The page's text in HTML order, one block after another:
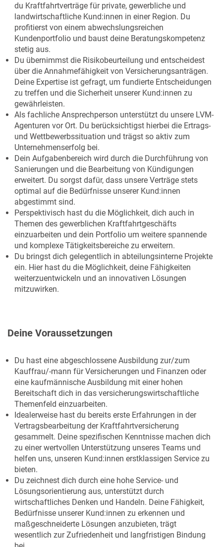
du Kraftfahrtverträge für private, gewerbliche und
landwirtschaftliche Kund:innen in einer Region. Du
profitierst von einem abwechslungsreichen
Kundenportfolio und baust deine Beratungskompetenz
stetig aus.
Du übernimmst die Risikobeurteilung und entscheidest
über die Annahmefähigkeit von Versicherungsanträgen.
Deine Expertise ist gefragt, um fundierte Entscheidungen
zu treffen und die Sicherheit unserer Kund:innen zu
gewährleisten.
Als fachliche Ansprechperson unterstützt du unsere LVM-
Agenturen vor Ort. Du berücksichtigst hierbei die Ertrags-
und Wettbewerbssituation und trägst so aktiv zum
Unternehmenserfolg bei.
Dein Aufgabenbereich wird durch die Durchführung von
Sanierungen und die Bearbeitung von Kündigungen
erweitert. Du sorgst dafür, dass unsere Verträge stets
optimal auf die Bedürfnisse unserer Kund:innen
abgestimmt sind.
Perspektivisch hast du die Möglichkeit, dich auch in
Themen des gewerblichen Kraftfahrtgeschäfts
einzuarbeiten und dein Portfolio um weitere spannende
und komplexe Tätigkeitsbereiche zu erweitern.
Du bringst dich gelegentlich in abteilungsinterne Projekte
ein. Hier hast du die Möglichkeit, deine Fähigkeiten
weiterzuentwickeln und an innovativen Lösungen
mitzuwirken.
Deine Voraussetzungen
Du hast eine abgeschlossene Ausbildung zur/zum
Kauffrau/-mann für Versicherungen und Finanzen oder
eine kaufmännische Ausbildung mit einer hohen
Bereitschaft dich in das versicherungswirtschaftliche
Themenfeld einzuarbeiten.
Idealerweise hast du bereits erste Erfahrungen in der
Vertragsbearbeitung der Kraftfahrtversicherung
gesammelt. Deine spezifischen Kenntnisse machen dich
zu einer wertvollen Unterstützung unseres Teams und
helfen uns, unseren Kund:innen erstklassigen Service zu
bieten.
Du zeichnest dich durch eine hohe Service- und
Lösungsorientierung aus, unterstützt durch
wirtschaftliches Denken und Handeln. Deine Fähigkeit,
Bedürfnisse unserer Kund:innen zu erkennen und
maßgeschneiderte Lösungen anzubieten, trägt
wesentlich zur Zufriedenheit und langfristigen Bindung